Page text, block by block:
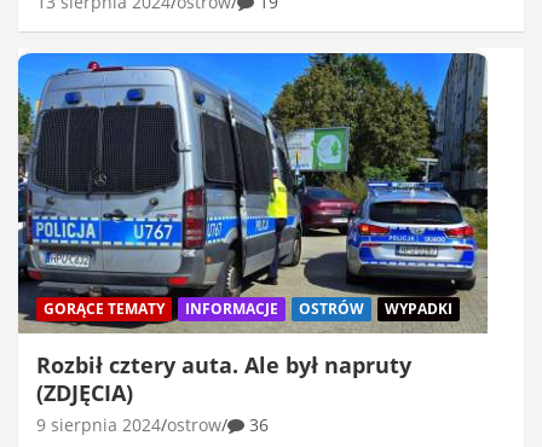
GORĄCE TEMATY INFORMACJE OSTRÓW WYPADKI
Rozbił cztery auta. Ale był napruty
(ZDJĘCIA)
9 sierpnia 2024 ostrow 36